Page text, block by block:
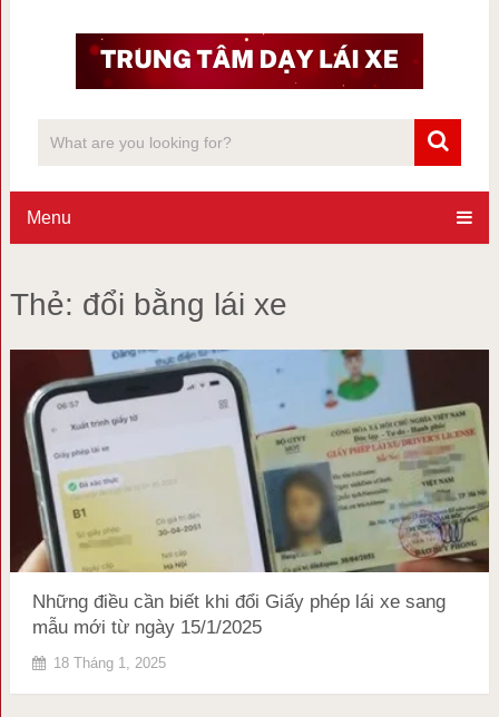
Menu
Thẻ: đổi bằng lái xe
Những điều cần biết khi đổi Giấy phép lái xe sang
mẫu mới từ ngày 15/1/2025
18 Tháng 1, 2025